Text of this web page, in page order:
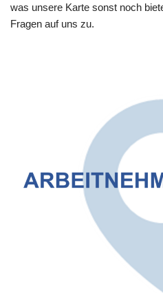
was unsere Karte sonst noch
Fragen auf uns zu.